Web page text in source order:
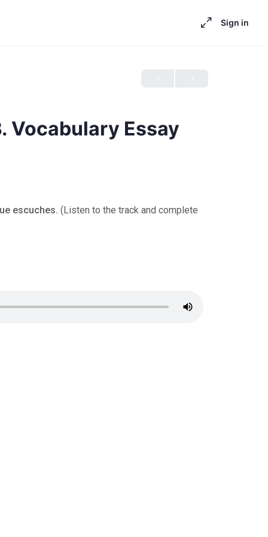
Sign in
Vocabulary Essay
escuches. (Listen to the track and complete